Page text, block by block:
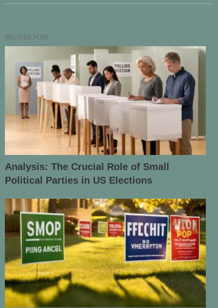
RELATED POST
Analysis: The Crucial Role of Small
Political Parties in US Elections